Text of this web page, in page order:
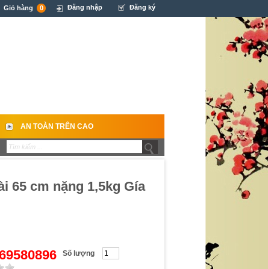
Giỏ hàng 0 Đăng nhập Đăng ký
AN TOÀN TRÊN CAO
65 cm nặng 1,5kg Gía
Số lượng